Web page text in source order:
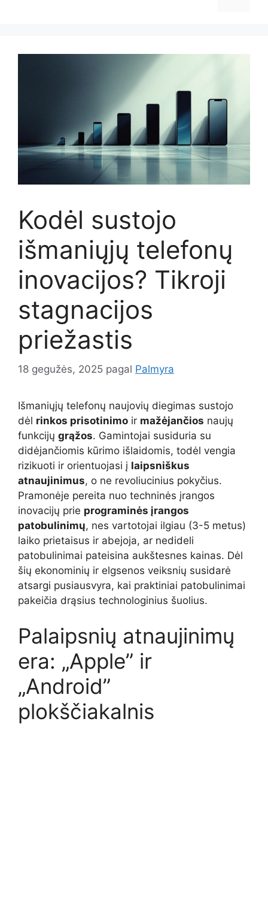
Kodėl sustojo
išmaniųjų telefonų
inovacijos? Tikroji
stagnacijos
priežastis
18 gegužės, 2025 pagal Palmyra
Išmaniųjų telefonų naujovių diegimas sustojo
dėl rinkos prisotinimo ir mažėjančios naujų
funkcijų grąžos. Gamintojai susiduria su
didėjančiomis kūrimo išlaidomis, todėl vengia
rizikuoti ir orientuojasi į laipsniškus
atnaujinimus, o ne revoliucinius pokyčius.
Pramonėje pereita nuo techninės įrangos
inovacijų prie programinės įrangos
patobulinimų, nes vartotojai ilgiau (3-5 metus)
laiko prietaisus ir abejoja, ar nedideli
patobulinimai pateisina aukštesnes kainas. Dėl
šių ekonominių ir elgsenos veiksnių susidarė
atsargi pusiausvyra, kai praktiniai patobulinimai
pakeičia drąsius technologinius šuolius.
Palaipsnių atnaujinimų
era: „Apple” ir
„Android”
plokščiakalnis